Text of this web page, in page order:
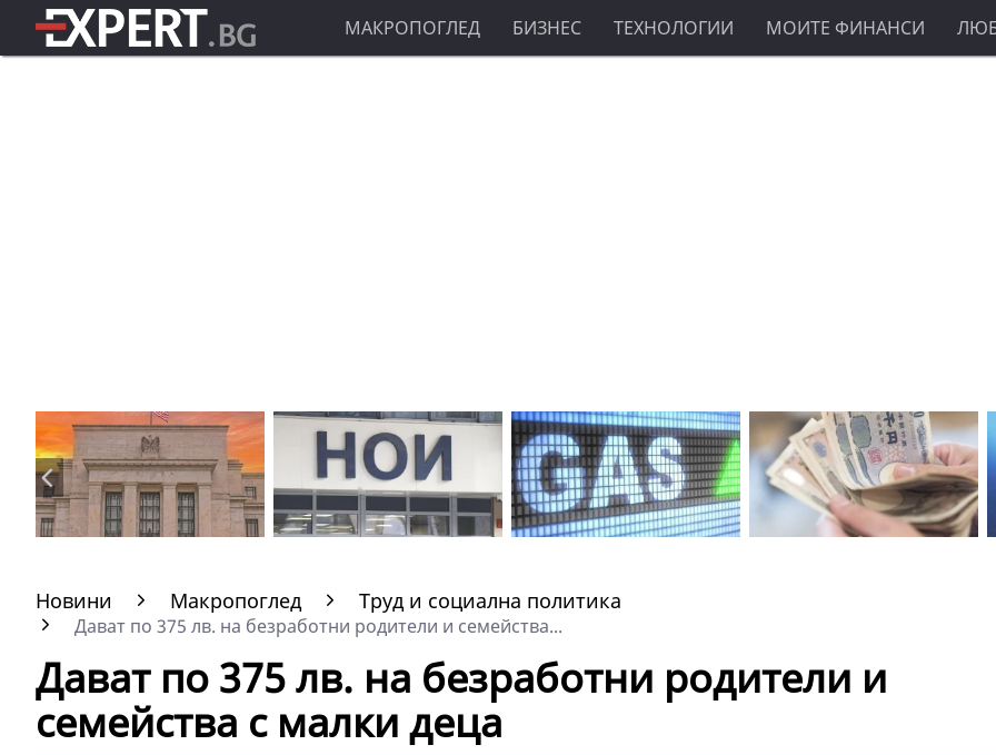
МАКРОПОГЛЕД БИЗНЕС ТЕХНОЛОГИИ МОИТЕ ФИНАНСИ
Новини Макропоглед Труд и социална политика
Дават по 375 лв. на безработни родители и семейства...
Дават по 375 лв. на безработни родители и
семейства с малки деца